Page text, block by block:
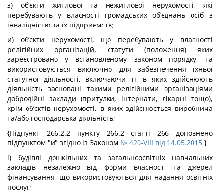
з) об’єкти житлової та нежитлової нерухомості, які
перебувають у власності громадських об’єднань осіб з
інвалідністю та їх підприємств;
и) об’єкти нерухомості, що перебувають у власності
релігійних організацій, статути (положення) яких
зареєстровано у встановленому законом порядку, та
використовуються виключно для забезпечення їхньої
статутної діяльності, включаючи ті, в яких здійснюють
діяльність засновані такими релігійними організаціями
добродійні заклади (притулки, інтернати, лікарні тощо),
крім об’єктів нерухомості, в яких здійснюється виробнича
та/або господарська діяльність;
{Підпункт 266.2.2 пункту 266.2 статті 266 доповнено
підпунктом "и" згідно із Законом № 420-VIII від 14.05.2015 }
і) будівлі дошкільних та загальноосвітніх навчальних
закладів незалежно від форми власності та джерел
фінансування, що використовуються для надання освітніх
послуг;